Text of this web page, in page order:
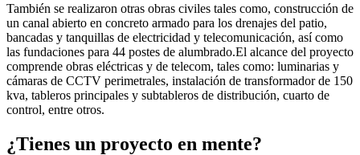
También se realizaron otras obras civiles tales como, construcción de
un canal abierto en concreto armado para los drenajes del patio,
bancadas y tanquillas de electricidad y telecomunicación, así como
las fundaciones para 44 postes de alumbrado.El alcance del proyecto
comprende obras eléctricas y de telecom, tales como: luminarias y
cámaras de CCTV perimetrales, instalación de transformador de 150
kva, tableros principales y subtableros de distribución, cuarto de
control, entre otros.
¿Tienes un proyecto en mente?